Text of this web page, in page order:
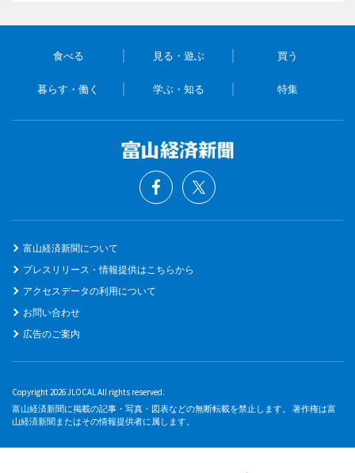
食べる 見る・遊ぶ 買う
暮らす・働く 学ぶ・知る 特集
富山経済新聞について
プレスリリース・情報提供はこちらから
アクセスデータの利用について
お問い合わせ
広告のご案内
Copyright 2026 JLOCAL All rights reserved.
富山経済新聞に掲載の記事・写真・図表などの無断転載を禁止します。 著作権は富
山経済新聞またはその情報提供者に属します。